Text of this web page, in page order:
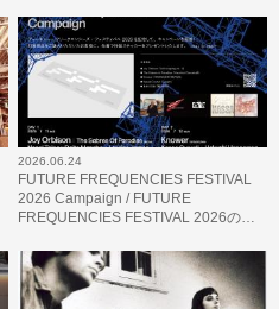
2026.06.24
FUTURE FREQUENCIES FESTIVAL
2026 Campaign / FUTURE
FREQUENCIES FESTIVAL 2026の…